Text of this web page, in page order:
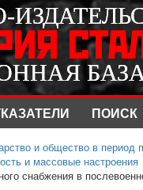
ПОИСК
и общество в период
и массовые настроения
снабжения в